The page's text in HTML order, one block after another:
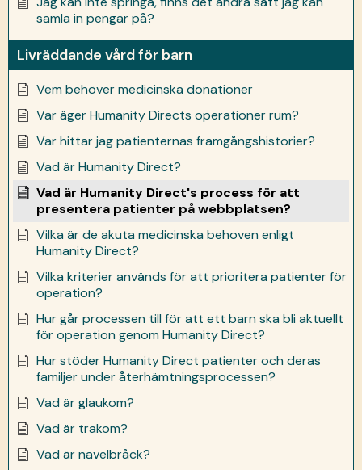
samla in pengar på?
Livräddande vård för barn
Vem behöver medicinska donationer
Var äger Humanity Directs operationer rum?
Var hittar jag patienternas framgångshistorier?
Vad är Humanity Direct?
Vad är Humanity Direct's process för att
presentera patienter på webbplatsen?
Vilka är de akuta medicinska behoven enligt
Humanity Direct?
Vilka kriterier används för att prioritera patienter för
operation?
Hur går processen till för att ett barn ska bli aktuellt
för operation genom Humanity Direct?
Hur stöder Humanity Direct patienter och deras
familjer under återhämtningsprocessen?
Vad är glaukom?
Vad är trakom?
Vad är navelbråck?